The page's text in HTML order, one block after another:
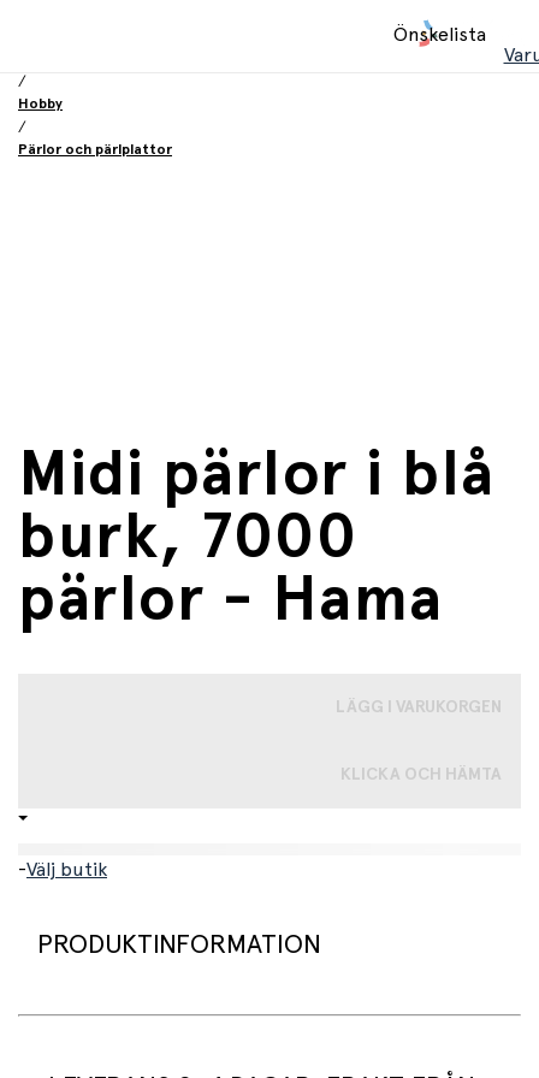
Önskelista
/
Hobby
/
Pärlor och pärlplattor
Midi pärlor i blå
burk, 7000
pärlor - Hama
LÄGG I VARUKORGEN
KLICKA OCH HÄMTA
-Välj butik
PRODUKTINFORMATION
Släpp loss din kreativitet med 7 000 färgglada pärlor i en